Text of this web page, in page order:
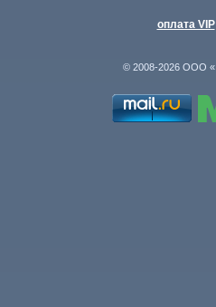
оплата VIP
© 2008-2026 ООО «